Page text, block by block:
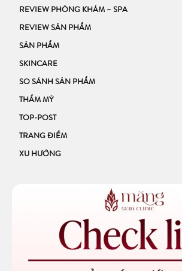
REVIEW PHÒNG KHÁM – SPA
REVIEW SẢN PHẨM
SẢN PHẨM
SKINCARE
SO SÁNH SẢN PHẨM
THẨM MỸ
TOP-POST
TRANG ĐIỂM
XU HƯỚNG